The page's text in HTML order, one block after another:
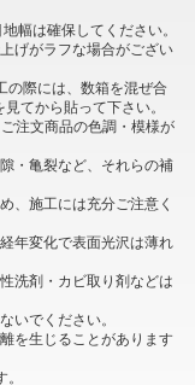
幅は確保してください。
げがラフな場合がござい
の際には、数箱を混ぜ合
てから貼って下さい。
注文商品の色調・模様が
・亀裂など、それらの補
、施工には充分ご注意く
年変化で表面光沢は薄れ
洗剤・カビ取り剤などは
いでください。
を生じることがあります